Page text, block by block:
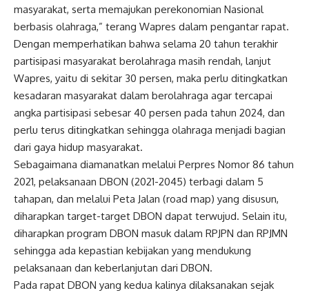
masyarakat, serta memajukan perekonomian Nasional
berbasis olahraga,” terang Wapres dalam pengantar rapat.
Dengan memperhatikan bahwa selama 20 tahun terakhir
partisipasi masyarakat berolahraga masih rendah, lanjut
Wapres, yaitu di sekitar 30 persen, maka perlu ditingkatkan
kesadaran masyarakat dalam berolahraga agar tercapai
angka partisipasi sebesar 40 persen pada tahun 2024, dan
perlu terus ditingkatkan sehingga olahraga menjadi bagian
dari gaya hidup masyarakat.
Sebagaimana diamanatkan melalui Perpres Nomor 86 tahun
2021, pelaksanaan DBON (2021-2045) terbagi dalam 5
tahapan, dan melalui Peta Jalan (road map) yang disusun,
diharapkan target-target DBON dapat terwujud. Selain itu,
diharapkan program DBON masuk dalam RPJPN dan RPJMN
sehingga ada kepastian kebijakan yang mendukung
pelaksanaan dan keberlanjutan dari DBON.
Pada rapat DBON yang kedua kalinya dilaksanakan sejak